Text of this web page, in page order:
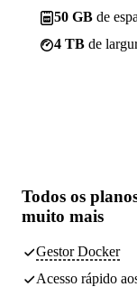
50 GB de
4 TB de
Todos os
muito mais
Gestor Docker
Acesso rápido